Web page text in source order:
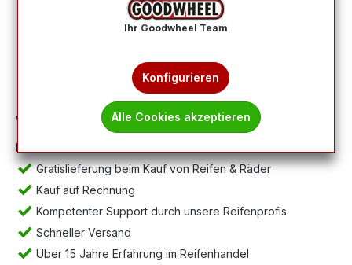
Wichtig: Abbildung kann abweichen, Lieferung ohne Felge.
Ihre Vorteile:
Gratislieferung beim Kauf von Reifen & Räder
Kauf auf Rechnung
Kompetenter Support durch unsere Reifenprofis
Schneller Versand
Über 15 Jahre Erfahrung im Reifenhandel
Ihr Goodwheel Team
Konfigurieren
Alle Cookies akzeptieren